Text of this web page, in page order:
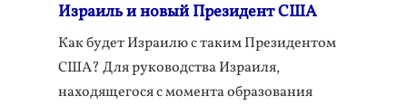
Израиль и новый Президент США
Как будет Израилю с таким Президентом
США? Для руководства Израиля,
находящегося с момента образования